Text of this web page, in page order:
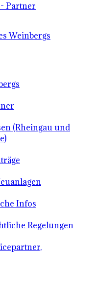
Partner
Weinbergs
(Rheingau und
Infos
Regelungen